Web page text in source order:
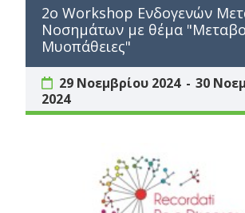
2ο Workshop Ενδογενών
Νοσημάτων με θέμα
Μυοπάθειες"
29 Νοεμβρίου 2024
30
2024